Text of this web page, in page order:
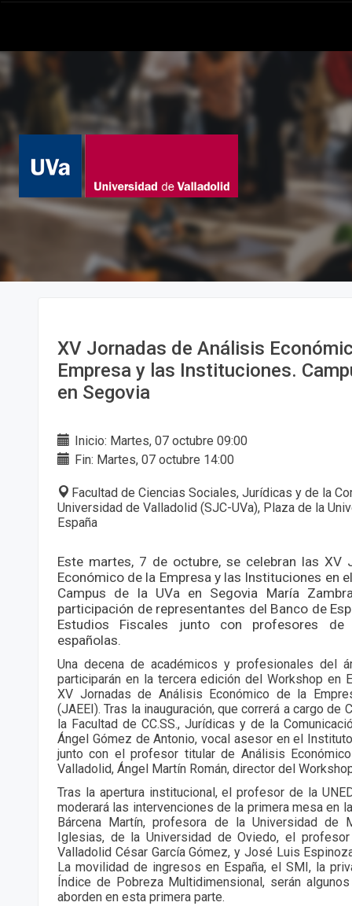
XV Jornadas de Análisis
Empresa y las Instituciones.
en Segovia
Inicio: Martes, 07 octubre 09:00
Fin: Martes, 07 octubre 14:00
Facultad de Ciencias Sociales, Jurídicas y de la
Universidad de Valladolid (SJC-UVa), Plaza de la
España
Este martes, 7 de octubre, se celebran las XV
Económico de la Empresa y las Instituciones en
Campus de la UVa en Segovia María
participación de representantes del Banco de
Estudios Fiscales junto con profesores de
españolas.
Una decena de académicos y profesionales del
participarán en la tercera edición del Workshop en
XV Jornadas de Análisis Económico de la
(JAEEI). Tras la inauguración, que correrá a cargo de
la Facultad de CC.SS., Jurídicas y de la
Ángel Gómez de Antonio, vocal asesor en el
junto con el profesor titular de Análisis
Valladolid, Ángel Martín Román, director del
Tras la apertura institucional, el profesor de la
moderará las intervenciones de la primera mesa en
Bárcena Martín, profesora de la Universidad de
Iglesias, de la Universidad de Oviedo, el
Valladolid César García Gómez, y José Luis
La movilidad de ingresos en España, el SMI, la
Índice de Pobreza Multidimensional, serán
aborden en esta primera parte.